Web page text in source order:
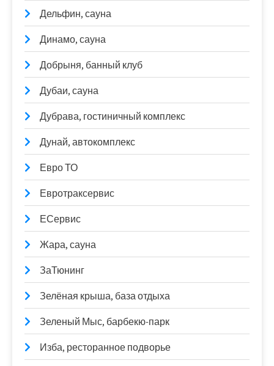
Дельфин, сауна
Динамо, сауна
Добрыня, банный клуб
Дубаи, сауна
Дубрава, гостиничный комплекс
Дунай, автокомплекс
Евро ТО
Евротраксервис
ЕСервис
Жара, сауна
ЗаТюнинг
Зелёная крыша, база отдыха
Зеленый Мыс, барбекю-парк
Изба, ресторанное подворье